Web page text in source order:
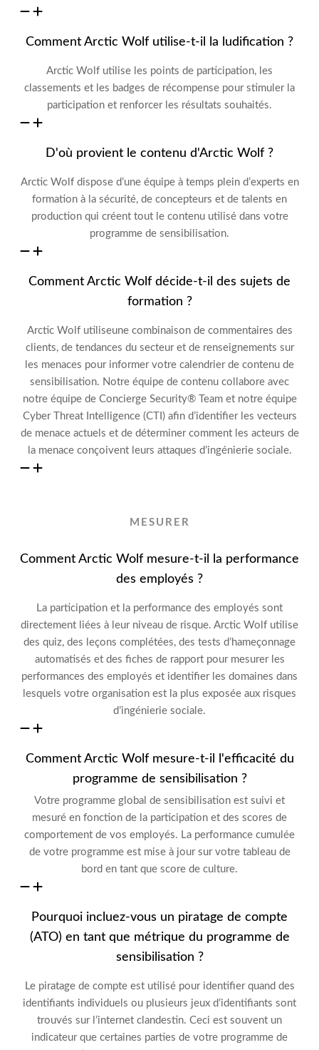
Comment Arctic Wolf utilise-t-il la ludification ?
Arctic Wolf utilise les points de participation, les
classements et les badges de récompense pour stimuler la
participation et renforcer les résultats souhaités.
D'où provient le contenu d'Arctic Wolf ?
Arctic Wolf dispose d’une équipe à temps plein d’experts en
formation à la sécurité, de concepteurs et de talents en
production qui créent tout le contenu utilisé dans votre
programme de sensibilisation.
Comment Arctic Wolf décide-t-il des sujets de
formation ?
Arctic Wolf utiliseune combinaison de commentaires des
clients, de tendances du secteur et de renseignements sur
les menaces pour informer votre calendrier de contenu de
sensibilisation. Notre équipe de contenu collabore avec
notre équipe de Concierge Security®Team et notre équipe
Cyber Threat Intelligence (CTI) afin d’identifier les vecteurs
de menace actuels et de déterminer comment les acteurs de
la menace conçoivent leurs attaques d’ingénierie sociale.
MESURER
Comment Arctic Wolf mesure-t-il la performance
des employés ?
La participation et la performance des employés sont
directement liées à leur niveau de risque. Arctic Wolf utilise
des quiz, des leçons complétées, des tests d’hameçonnage
automatisés et des fiches de rapport pour mesurer les
performances des employés et identifier les domaines dans
lesquels votre organisation est la plus exposée aux risques
d’ingénierie sociale.
Comment Arctic Wolf mesure-t-il l'efficacité du
programme de sensibilisation ?
Votre programme global de sensibilisation est suivi et
mesuré en fonction de la participation et des scores de
comportement de vos employés. La performance cumulée
de votre programme est mise à jour sur votre tableau de
bord en tant que score de culture.
Pourquoi incluez-vous un piratage de compte
(ATO) en tant que métrique du programme de
sensibilisation ?
Le piratage de compte est utilisé pour identifierquand des
identifiants individuels ou plusieurs jeux d’identifiants sont
trouvés sur l’internet clandestin. Ceci est souvent un
indicateur que certaines parties de votre programme de